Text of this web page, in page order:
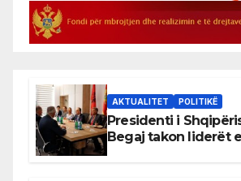
AKTUALITET POLITIKË
Presidenti i
Begaj takon liderët